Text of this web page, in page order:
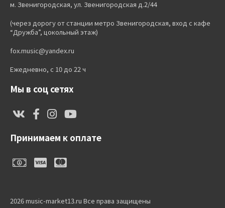
м. Звенигородская, ул. Звенигородская д.2/44
(через дорогу от станции метро Звенигородская, вход с кафе
“Дружба”, цокольный этаж)
fox.music@yandex.ru
Ежедневно, с 10 до 22 ч
Мы в соц сетях
Принимаем к оплате
2026 music-market13.ru Все права защищены